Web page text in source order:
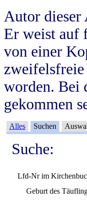
Autor
Er weist auf
von einer
worden. Bei
gekommen
Alles Suchen
Suche:
Lfd-Nr im
Geburt des